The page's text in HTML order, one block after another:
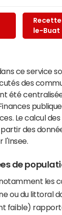
le-Buat
ce service
des
été
Le calcul
des
l'Insee.
de
les
ou du littoral
faible)